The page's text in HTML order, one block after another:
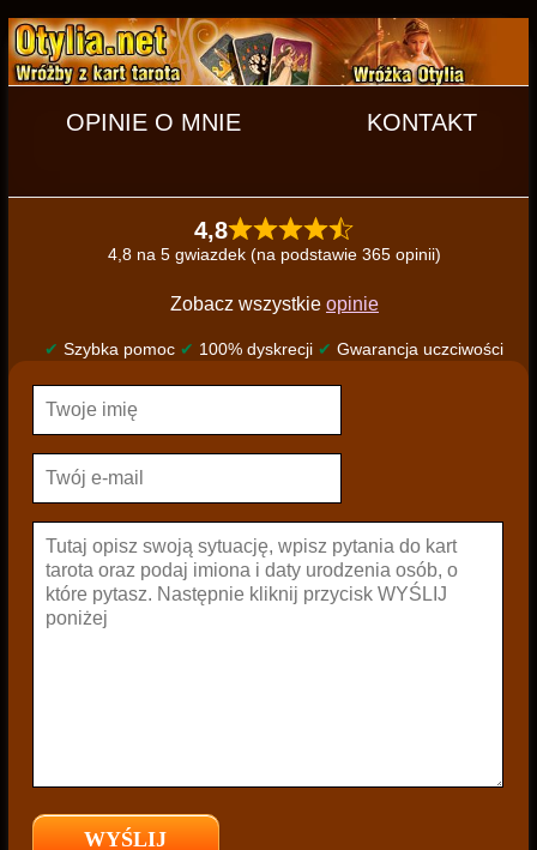
OPINIE O MNIE KONTAKT
4,8
4,8 na 5 gwiazdek (na podstawie 365 opinii)
Zobacz wszystkie opinie
✔ Szybka pomoc ✔ 100% dyskrecji ✔ Gwarancja uczciwości